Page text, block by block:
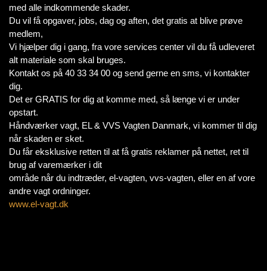
med alle indkommende skader.
Du vil få opgaver, jobs, dag og aften, det gratis at blive prøve
medlem,
Vi hjælper dig i gang, fra vore services center vil du få udleveret
alt materiale som skal bruges.
Kontakt os på 40 33 34 00 og send gerne en sms, vi kontakter
dig.
Det er GRATIS for dig at komme med, så længe vi er under
opstart.
Håndværker vagt, EL & VVS Vagten Danmark, vi kommer til dig
når skaden er sket.
Du får eksklusive retten til at få gratis reklamer på nettet, ret til
brug af varemærker i dit
område når du indtræder, el-vagten, vvs-vagten, eller en af vore
andre vagt ordninger.
www.el-vagt.dk